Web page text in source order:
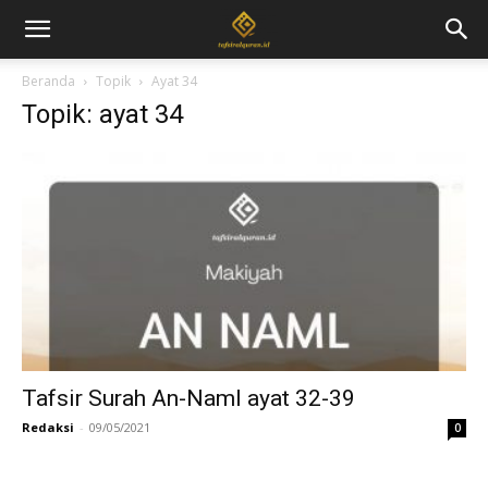
Beranda Topik Ayat 34
Topik: ayat 34
Tafsir Surah An-Naml ayat 32-39
Redaksi - 09/05/2021 0